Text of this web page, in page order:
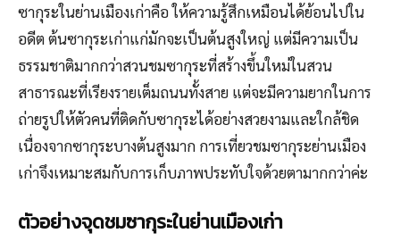
ซากุระในย่านเมืองเก่าคือ ให้ความรู้สึกเหมือนได้ย้อนไปใน
อดีต ต้นซากุระเก่าแก่มักจะเป็นต้นสูงใหญ่ แต่มีความเป็น
ธรรมชาติมากกว่าสวนชมซากุระที่สร้างขึ้นใหม่ในสวน
สาธารณะที่เรียงรายเต็มถนนทั้งสาย แต่จะมีความยากในการ
ถ่ายรูปให้ตัวคนที่ติดกับซากุระได้อย่างสวยงามและใกล้ชิด
เนื่องจากซากุระบางต้นสูงมาก การเที่ยวชมซากุระย่านเมือง
เก่าจึงเหมาะสมกับการเก็บภาพประทับใจด้วยตามากกว่าค่ะ
ตัวอย่างจุดชมซากุระในย่านเมืองเก่า